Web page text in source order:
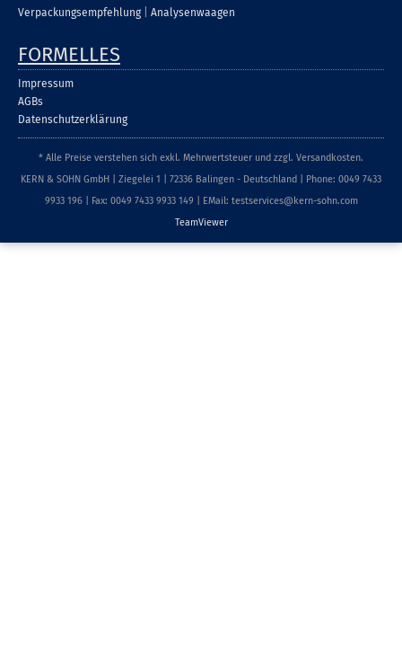
Verpackungsempfehlung
Analysenwaagen
FORMELLES
Impressum
AGBs
Datenschutzerklärung
* Alle Preise verstehen sich exkl. Mehrwertsteuer und zzgl. Versandkosten.
KERN & SOHN GmbH | Ziegelei 1 | 72336 Balingen - Deutschland | Phone: 0049 7433
9933 196 | Fax: 0049 7433 9933 149 | EMail: testservices@kern-sohn.com
TeamViewer